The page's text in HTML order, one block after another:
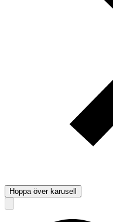
Hoppa över karusell